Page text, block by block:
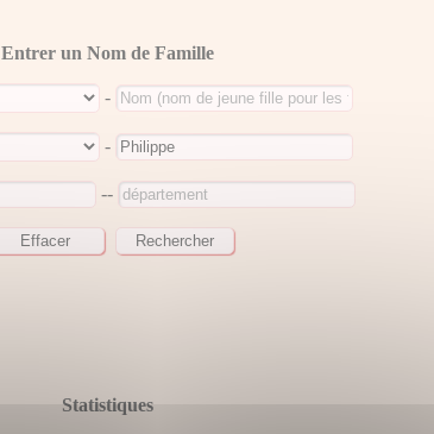
Entrer un Nom de Famille
-
-
--
Statistiques